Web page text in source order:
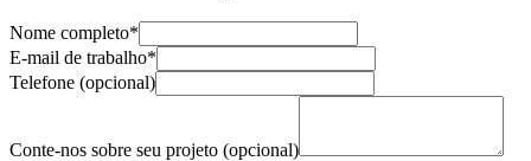
Nome completo*
E-mail de trabalho*
Telefone (opcional)
Conte-nos sobre seu projeto (opcional)